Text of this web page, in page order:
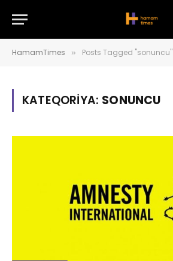
HamamTimes » Posts Tagged "sonuncu"
KATEQORIYA: SONUNCU